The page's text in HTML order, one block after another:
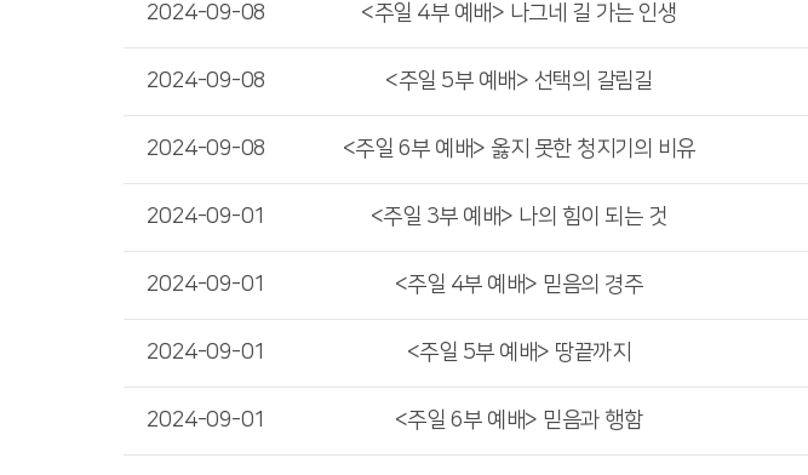
2024-09-08 <주일 4부 예배> 나그네 길 가는 인생
2024-09-08 <주일 5부 예배> 선택의 갈림길
2024-09-08 <주일 6부 예배> 옳지 못한 청지기의 비유
2024-09-01 <주일 3부 예배> 나의 힘이 되는 것
2024-09-01 <주일 4부 예배> 믿음의 경주
2024-09-01 <주일 5부 예배> 땅끝까지
2024-09-01 <주일 6부 예배> 믿음과 행함